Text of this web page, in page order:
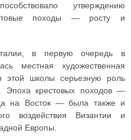
утверждению
походы — росту и
в первую очередь в
местная художественная
школы серьезную роль
Эпоха крестовых походов —
на Восток — была также и
воздействия Византии и
Европы.